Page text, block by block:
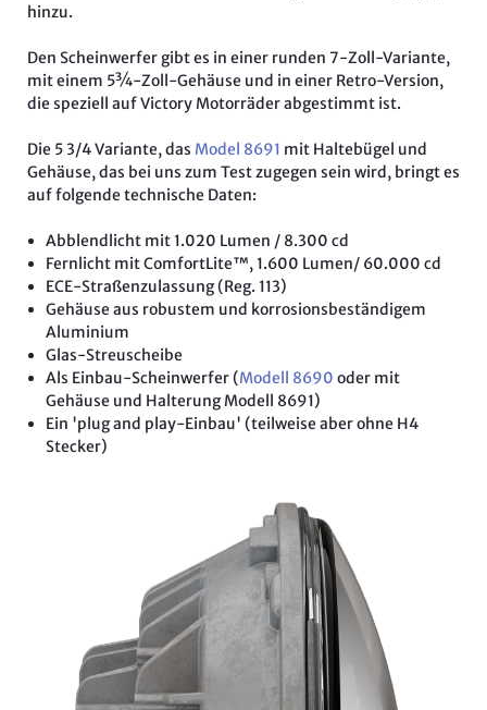
hinzu.
Den Scheinwerfer gibt es in einer runden 7-Zoll-Variante,
mit einem 5¾-Zoll-Gehäuse und in einer Retro-Version,
die speziell auf Victory Motorräder abgestimmt ist.
Die 5 3/4 Variante, das Model 8691 mit Haltebügel und
Gehäuse, das bei uns zum Test zugegen sein wird, bringt es
auf folgende technische Daten:
Abblendlicht mit 1.020 Lumen / 8.300 cd
Fernlicht mit ComfortLite™, 1.600 Lumen/ 60.000 cd
ECE-Straßenzulassung (Reg. 113)
Gehäuse aus robustem und korrosionsbeständigem
Aluminium
Glas-Streuscheibe
Als Einbau-Scheinwerfer (Modell 8690 oder mit
Gehäuse und Halterung Modell 8691)
Ein 'plug and play-Einbau' (teilweise aber ohne H4
Stecker)